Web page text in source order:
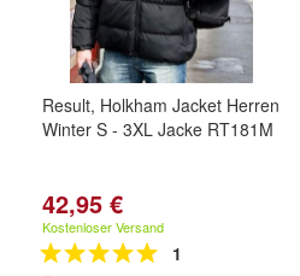
Result, Holkham Jacket Herren
Winter S - 3XL Jacke RT181M
42,95 €
Kostenloser Versand
1